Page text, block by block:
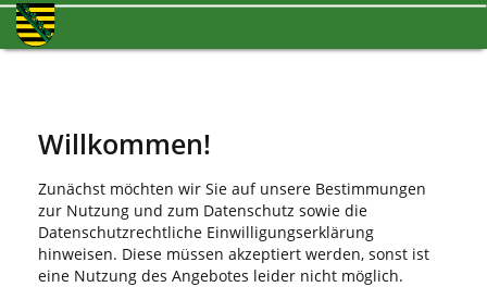
Willkommen!
Zunächst möchten wir Sie auf unsere Bestimmungen
zur Nutzung und zum Datenschutz sowie die
Datenschutzrechtliche Einwilligungserklärung
hinweisen. Diese müssen akzeptiert werden, sonst ist
eine Nutzung des Angebotes leider nicht möglich.